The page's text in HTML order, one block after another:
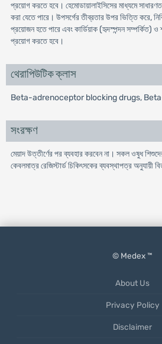
প্রয়ােগ করতে হবে। হেমােডায়ালাইসিসের মাধ্যমে
করা যেতে পারে। উপসর্গের তীব্রতার উপর ভিত্তি করে,
প্রয়ােজন হতে পারে এবং কার্ডিয়াক (হৃদস্পন্দন সম্পর্কিত) ও
প্রয়ােগ করতে হবে।
থেরাপিউটিক ক্লাস
Beta-adrenoceptor blocking drugs,
সংরক্ষণ
মেয়াদ উত্তীর্ণের পর ব্যবহার করবেন না। সকল ওষুধ
কেবলমাত্র রেজিস্টার্ড চিকিৎসকের ব্যবস্থাপত্র অনুযায়ী
© Medex ™
About Us
Privacy Policy
Disclaimer